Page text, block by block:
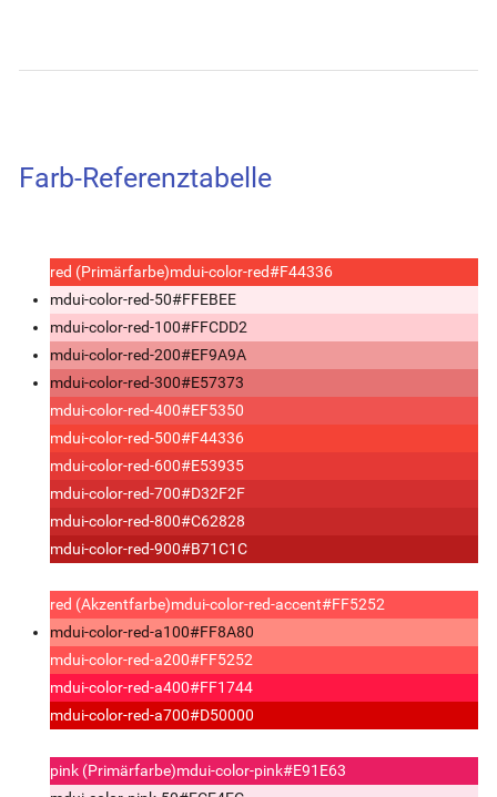
Farb-Referenztabelle
red (Primärfarbe)mdui-color-red#F44336
mdui-color-red-50#FFEBEE
mdui-color-red-100#FFCDD2
mdui-color-red-200#EF9A9A
mdui-color-red-300#E57373
mdui-color-red-400#EF5350
mdui-color-red-500#F44336
mdui-color-red-600#E53935
mdui-color-red-700#D32F2F
mdui-color-red-800#C62828
mdui-color-red-900#B71C1C
red (Akzentfarbe)mdui-color-red-accent#FF5252
mdui-color-red-a100#FF8A80
mdui-color-red-a200#FF5252
mdui-color-red-a400#FF1744
mdui-color-red-a700#D50000
pink (Primärfarbe)mdui-color-pink#E91E63